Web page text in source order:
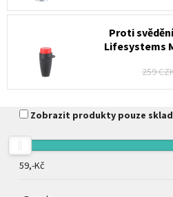
Proti
Lifesystems
259
Zobrazit produkty pouze
59,-Kč